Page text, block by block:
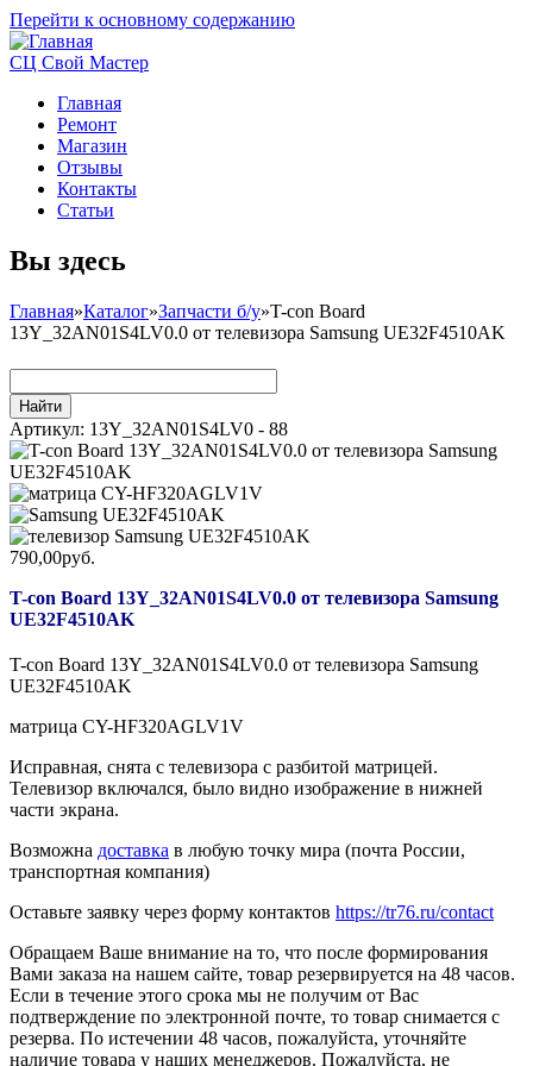
Перейти к основному содержанию
СЦ Свой Мастер
Главная
Ремонт
Магазин
Отзывы
Контакты
Статьи
Вы здесь
Главная»Каталог»Запчасти б/у»T-con Board
13Y_32AN01S4LV0.0 от телевизора Samsung UE32F4510AK
Артикул: 13Y_32AN01S4LV0 - 88
790,00руб.
T-con Board 13Y_32AN01S4LV0.0 от телевизора Samsung
UE32F4510AK
T-con Board 13Y_32AN01S4LV0.0 от телевизора Samsung
UE32F4510AK
матрица CY-HF320AGLV1V
Исправная, снята с телевизора с разбитой матрицей.
Телевизор включался, было видно изображение в нижней
части экрана.
Возможна доставка в любую точку мира (почта России,
транспортная компания)
Оставьте заявку через форму контактов https://tr76.ru/contact
Обращаем Ваше внимание на то, что после формирования
Вами заказа на нашем сайте, товар резервируется на 48 часов.
Если в течение этого срока мы не получим от Вас
подтверждение по электронной почте, то товар снимается с
резерва. По истечении 48 часов, пожалуйста, уточняйте
наличие товара у наших менеджеров. Пожалуйста, не